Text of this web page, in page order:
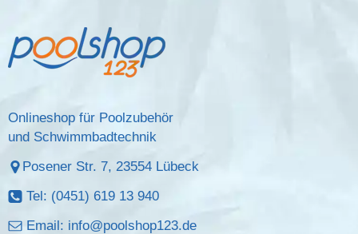
Onlineshop für Poolzubehör
und Schwimmbadtechnik
Posener Str. 7, 23554 Lübeck
Tel: (0451) 619 13 940
Email: info@poolshop123.de